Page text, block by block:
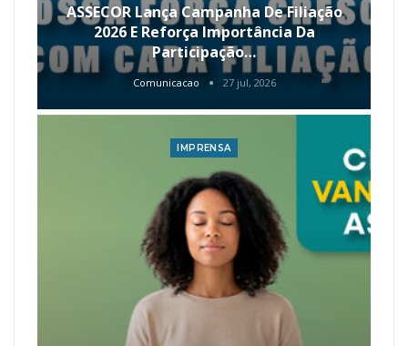
ASSECOR Lança Campanha De Filiação
2026 E Reforça Importância Da
Participação…
Comunicacao 27 jul, 2026
IMPRENSA